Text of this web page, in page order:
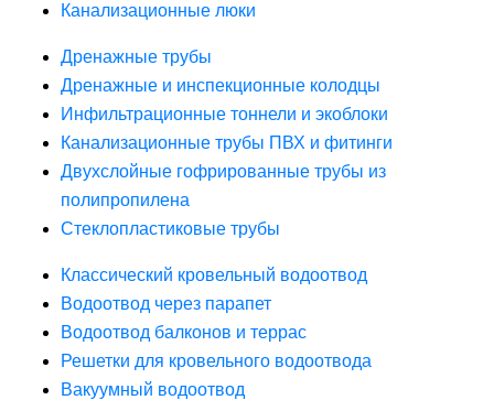
Канализационные люки
Дренажные трубы
Дренажные и инспекционные колодцы
Инфильтрационные тоннели и экоблоки
Канализационные трубы ПВХ и фитинги
Двухслойные гофрированные трубы из
полипропилена
Стеклопластиковые трубы
Классический кровельный водоотвод
Водоотвод через парапет
Водоотвод балконов и террас
Решетки для кровельного водоотвода
Вакуумный водоотвод